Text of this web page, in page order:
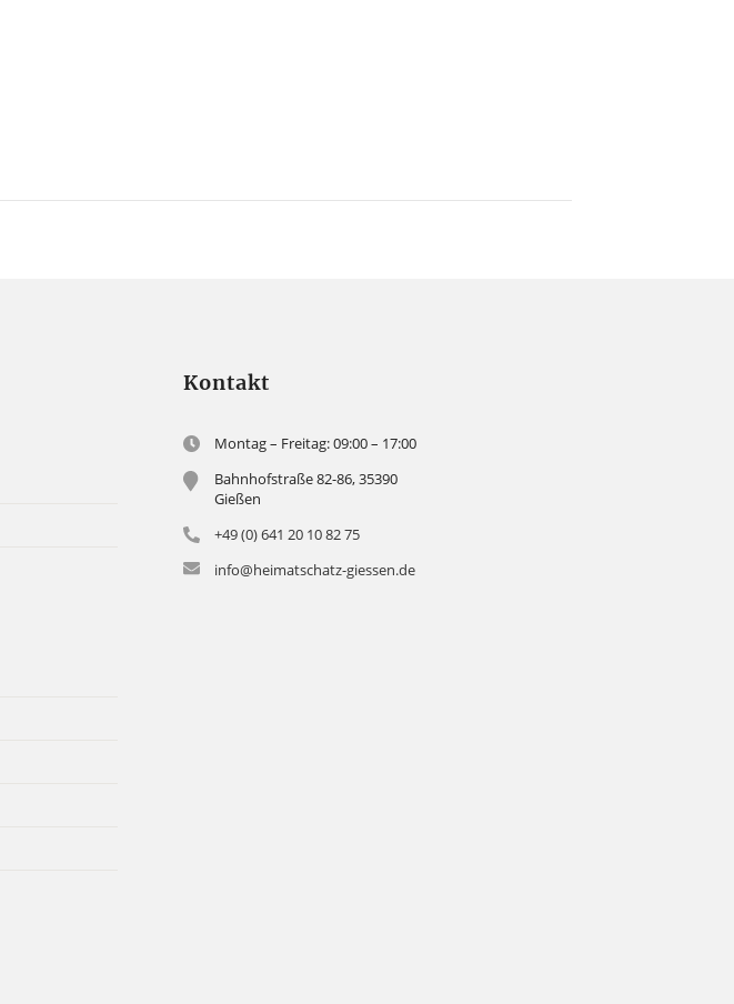
Kontakt
Montag – Freitag: 09:00 – 17:00
Bahnhofstraße 82-86, 35390
Gießen
+49 (0) 641 20 10 82 75
info@heimatschatz-giessen.de